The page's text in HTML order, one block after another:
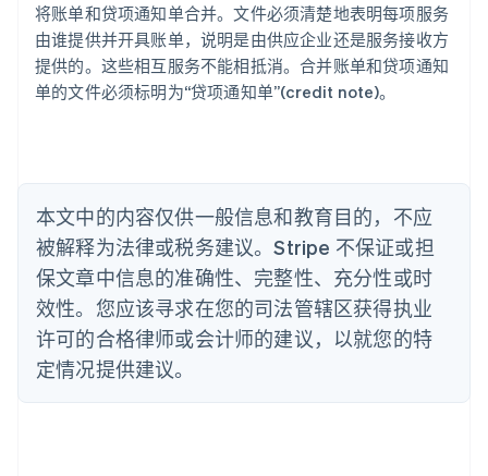
将账单和贷项通知单合并。文件必须清楚地表明每项服务
由谁提供并开具账单，说明是由供应企业还是服务接收方
提供的。这些相互服务不能相抵消。合并账单和贷项通知
单的文件必须标明为“贷项通知单”(credit note)。
本文中的内容仅供一般信息和教育目的，不应
被解释为法律或税务建议。Stripe 不保证或担
保文章中信息的准确性、完整性、充分性或时
效性。您应该寻求在您的司法管辖区获得执业
许可的合格律师或会计师的建议，以就您的特
定情况提供建议。
巴西
Português English
保加利亚
English
比利时
丹麦
English
德国
DeutschEnglish
法国
Français English
芬兰
English Svenska
荷兰